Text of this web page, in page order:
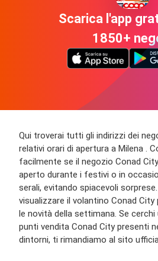
Scarica l'app
1850+
Qui troverai tutti gli indirizzi dei
relativi orari di apertura a Milena .
facilmente se il negozio Conad
aperto durante i festivi o in
serali, evitando spiacevoli
visualizzare il volantino Conad
le novità della settimana. Se
punti vendita Conad City presenti
dintorni, ti rimandiamo al sito